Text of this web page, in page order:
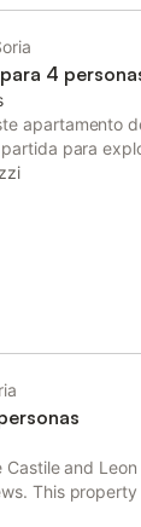
4
apartamento
para
con entrada
huéspedes
una zona
vistas a
en las
2 km del Río
turística
and
This
can make use of